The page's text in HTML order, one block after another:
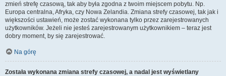
zmień strefę czasową, tak aby była zgodna z twoim miejscem pobytu. Np.
Europa centralna, Afryka, czy Nowa Zelandia. Zmiana strefy czasowej, tak jak i
większości ustawień, może zostać wykonana tylko przez zarejestrowanych
użytkowników. Jeżeli nie jesteś zarejestrowanym użytkownikiem – teraz jest
dobry moment, by się zarejestrować.
Na górę
Została wykonana zmiana strefy czasowej, a nadal jest wyświetlany